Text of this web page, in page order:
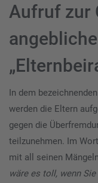
Aufruf zur
In dem
werden die Eltern
gegen die
teilzunehmen. Im
mit all seinen
wäre es toll, wenn